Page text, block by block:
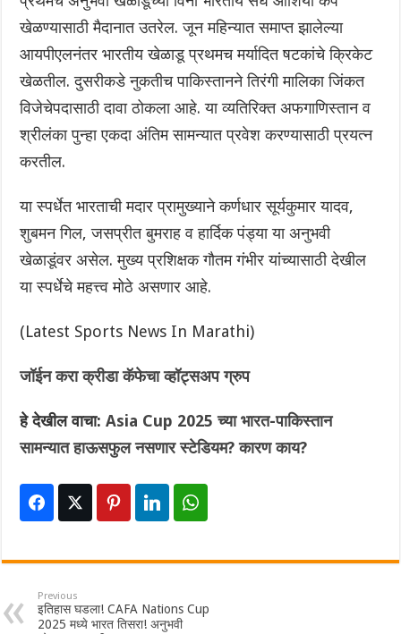
खेळण्यासाठी मैदानात उतरेल. जून महिन्यात समाप्त झालेल्या
आयपीएलनंतर भारतीय खेळाडू प्रथमच मर्यादित षटकांचे क्रिकेट
खेळतील. दुसरीकडे नुकतीच पाकिस्तानने तिरंगी मालिका जिंकत
विजेचेपदासाठी दावा ठोकला आहे. या व्यतिरिक्त अफगाणिस्तान व
श्रीलंका पुन्हा एकदा अंतिम सामन्यात प्रवेश करण्यासाठी प्रयत्न
करतील.
या स्पर्धेत भारताची मदार प्रामुख्याने कर्णधार सूर्यकुमार यादव,
शुबमन गिल, जसप्रीत बुमराह व हार्दिक पंड्या या अनुभवी
खेळाडूंवर असेल. मुख्य प्रशिक्षक गौतम गंभीर यांच्यासाठी देखील
या स्पर्धेचे महत्त्व मोठे असणार आहे.
(Latest Sports News In Marathi)
जॉईन करा क्रीडा कॅफेचा व्हॉट्सअप ग्रुप
हे देखील वाचा:Asia Cup 2025 च्या भारत-पाकिस्तान
सामन्यात हाऊसफुल नसणार स्टेडियम? कारण काय?
Previous
इतिहास घडला! CAFA Nations Cup
2025 मध्ये भारत तिसरा! अनुभवी